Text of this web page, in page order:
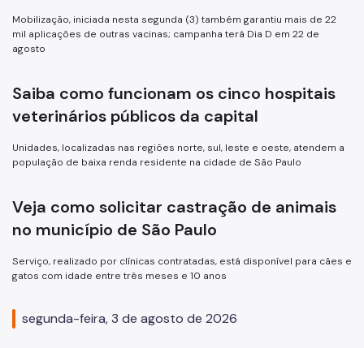
Proteção de Dados e Privacidade
Mobilização, iniciada nesta segunda (3) também garantiu mais de 22
mil aplicações de outras vacinas; campanha terá Dia D em 22 de
agosto
Saiba como funcionam os cinco hospitais
veterinários públicos da capital
Unidades, localizadas nas regiões norte, sul, leste e oeste, atendem a
população de baixa renda residente na cidade de São Paulo
Veja como solicitar castração de animais
no município de São Paulo
Serviço, realizado por clínicas contratadas, está disponível para cães e
gatos com idade entre três meses e 10 anos
segunda-feira, 3 de agosto de 2026